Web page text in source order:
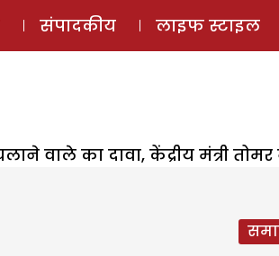
संपादकीय लाइफ स्टाइल
वाले का दावा, केंद्रीय मंत्री